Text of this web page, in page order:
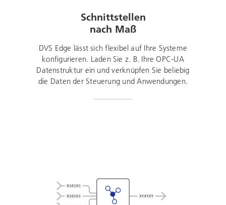
Schnittstellen
nach Maß
DVS Edge lässt sich flexibel auf Ihre Systeme
konfigurieren. Laden Sie z. B. Ihre OPC-UA
Datenstruktur ein und verknüpfen Sie beliebig
die Daten der Steuerung und Anwendungen.